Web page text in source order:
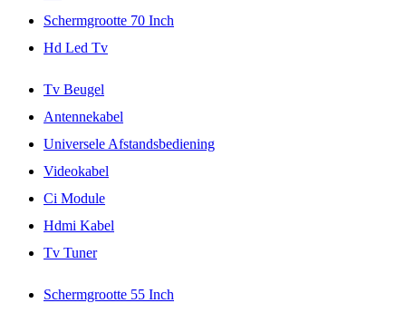
Schermgrootte 70 Inch
Hd Led Tv
Tv Beugel
Antennekabel
Universele Afstandsbediening
Videokabel
Ci Module
Hdmi Kabel
Tv Tuner
Schermgrootte 55 Inch